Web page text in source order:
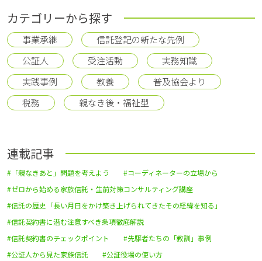
カテゴリーから探す
事業承継
信託登記の新たな先例
公証人
受注活動
実務知識
実践事例
教養
普及協会より
税務
親なき後・福祉型
連載記事
#「親なきあと」問題を考えよう
#コーディネーターの立場から
#ゼロから始める家族信託・生前対策コンサルティング講座
#信託の歴史「長い月日をかけ築き上げられてきたその経緯を知る」
#信託契約書に潜む注意すべき条項徹底解説
#信託契約書のチェックポイント
#先駆者たちの「教訓」事例
#公証人から見た家族信託
#公証役場の使い方